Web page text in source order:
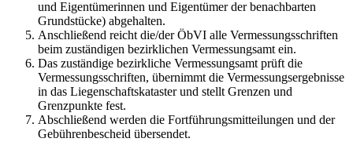
und Eigentümerinnen und Eigentümer der benachbarten
Grundstücke) abgehalten.
Anschließend reicht die/der ÖbVI alle Vermessungsschriften
beim zuständigen bezirklichen Vermessungsamt ein.
Das zuständige bezirkliche Vermessungsamt prüft die
Vermessungsschriften, übernimmt die Vermessungsergebnisse
in das Liegenschaftskataster und stellt Grenzen und
Grenzpunkte fest.
Abschließend werden die Fortführungsmitteilungen und der
Gebührenbescheid übersendet.